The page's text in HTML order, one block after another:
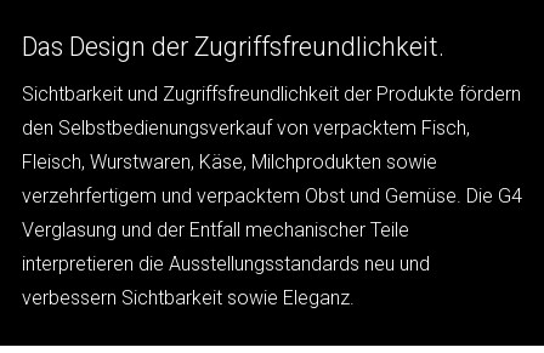
Das Design der Zugriffsfreundlichkeit.
Sichtbarkeit und Zugriffsfreundlichkeit der Produkte fördern
den Selbstbedienungsverkauf von verpacktem Fisch,
Fleisch, Wurstwaren, Käse, Milchprodukten sowie
verzehrfertigem und verpacktem Obst und Gemüse. Die G4
Verglasung und der Entfall mechanischer Teile
interpretieren die Ausstellungsstandards neu und
verbessern Sichtbarkeit sowie Eleganz.